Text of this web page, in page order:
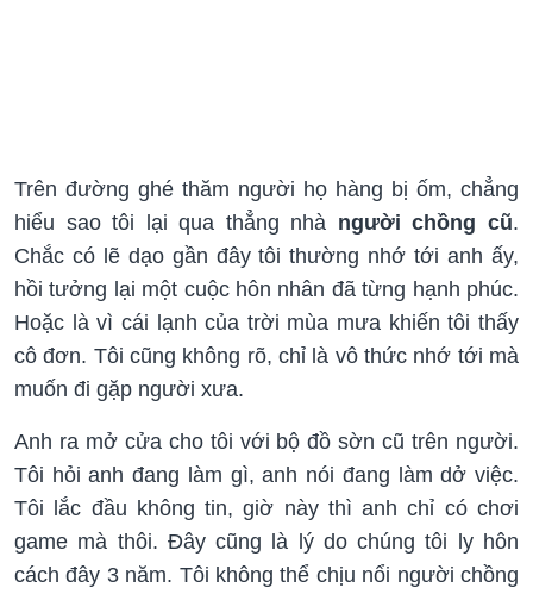
Trên đường ghé thăm người họ hàng bị ốm, chẳng
hiểu sao tôi lại qua thẳng nhà người chồng cũ.
Chắc có lẽ dạo gần đây tôi thường nhớ tới anh ấy,
hồi tưởng lại một cuộc hôn nhân đã từng hạnh phúc.
Hoặc là vì cái lạnh của trời mùa mưa khiến tôi thấy
cô đơn. Tôi cũng không rõ, chỉ là vô thức nhớ tới mà
muốn đi gặp người xưa.
Anh ra mở cửa cho tôi với bộ đồ sờn cũ trên người.
Tôi hỏi anh đang làm gì, anh nói đang làm dở việc.
Tôi lắc đầu không tin, giờ này thì anh chỉ có chơi
game mà thôi. Đây cũng là lý do chúng tôi ly hôn
cách đây 3 năm. Tôi không thể chịu nổi người chồng